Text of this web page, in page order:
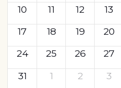
10
11 12 13
17
18 19 20
24
25 26 27
31
1 2 3